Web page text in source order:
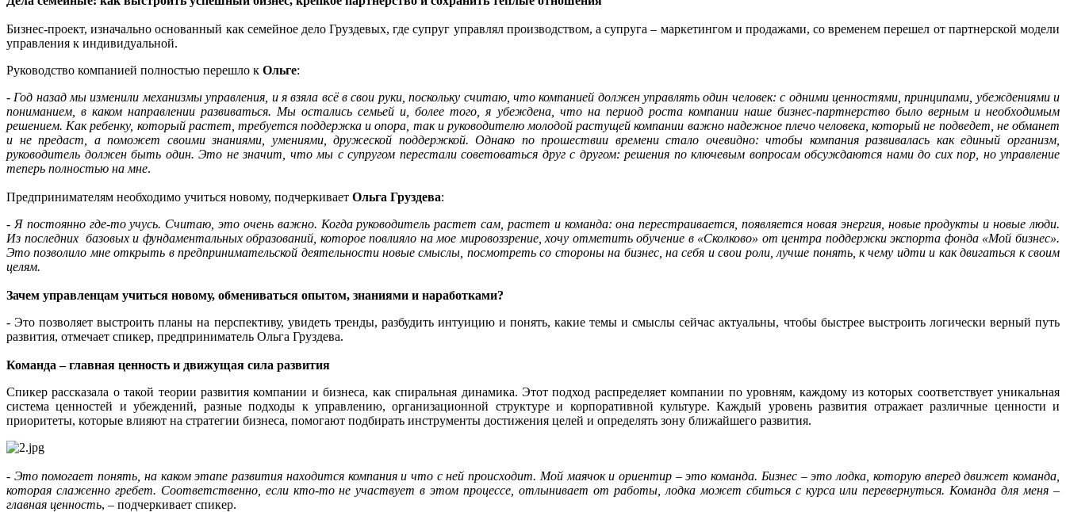
Бизнес-проект, изначально основанный как семейное дело Груздевых, где супруг управлял производством, а супруга – маркетингом и продажами, со временем перешел от партнерской модели
управления к индивидуальной.
Руководство компанией полностью перешло к Ольге:
- Год назад мы изменили механизмы управления, и я взяла всё в свои руки, поскольку считаю, что компанией должен управлять один человек: с одними ценностями, принципами, убеждениями и
пониманием, в каком направлении развиваться. Мы остались семьей и, более того, я убеждена, что на период роста компании наше бизнес-партнерство было верным и необходимым
решением. Как ребенку, который растет, требуется поддержка и опора, так и руководителю молодой растущей компании важно надежное плечо человека, который не подведет, не обманет
и не предаст, а поможет своими знаниями, умениями, дружеской поддержкой. Однако по прошествии времени стало очевидно: чтобы компания развивалась как единый организм,
руководитель должен быть один. Это не значит, что мы с супругом перестали советоваться друг с другом: решения по ключевым вопросам обсуждаются нами до сих пор, но управление
теперь полностью на мне.
Предпринимателям необходимо учиться новому, подчеркивает Ольга Груздева:
- Я постоянно где-то учусь. Считаю, это очень важно. Когда руководитель растет сам, растет и команда: она перестраивается, появляется новая энергия, новые продукты и новые люди.
Из последних базовых и фундаментальных образований, которое повлияло на мое мировоззрение, хочу отметить обучение в «Сколково» от центра поддержки экспорта фонда «Мой бизнес».
Это позволило мне открыть в предпринимательской деятельности новые смыслы, посмотреть со стороны на бизнес, на себя и свои роли, лучше понять, к чему идти и как двигаться к своим
целям.
Зачем управленцам учиться новому, обмениваться опытом, знаниями и наработками?
- Это позволяет выстроить планы на перспективу, увидеть тренды, разбудить интуицию и понять, какие темы и смыслы сейчас актуальны, чтобы быстрее выстроить логически верный путь
развития, отмечает спикер, предприниматель Ольга Груздева.
Команда – главная ценность и движущая сила развития
Спикер рассказала о такой теории развития компании и бизнеса, как спиральная динамика. Этот подход распределяет компании по уровням, каждому из которых соответствует уникальная
система ценностей и убеждений, разные подходы к управлению, организационной структуре и корпоративной культуре. Каждый уровень развития отражает различные ценности и
приоритеты, которые влияют на стратегии бизнеса, помогают подбирать инструменты достижения целей и определять зону ближайшего развития.
- Это помогает понять, на каком этапе развития находится компания и что с ней происходит. Мой маячок и ориентир – это команда. Бизнес – это лодка, которую вперед движет команда,
которая слаженно гребет. Соответственно, если кто-то не участвует в этом процессе, отлынивает от работы, лодка может сбиться с курса или перевернуться. Команда для меня –
главная ценность, – подчеркивает спикер.